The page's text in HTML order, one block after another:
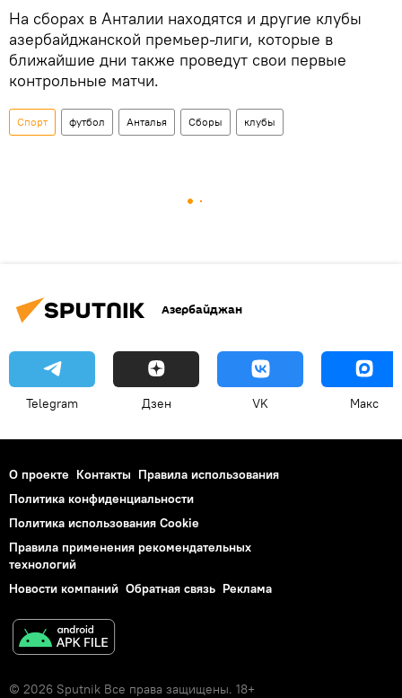
На сборах в Анталии находятся и другие клубы
азербайджанской премьер-лиги, которые в
ближайшие дни также проведут свои первые
контрольные матчи.
Спорт футбол Анталья Сборы клубы
Азербайджан
Telegram Дзен VK Макс
О проекте Контакты Правила использования
Политика конфиденциальности
Политика использования Cookie
Правила применения рекомендательных
технологий
Новости компаний Обратная связь Реклама
© 2026 Sputnik Все права защищены. 18+